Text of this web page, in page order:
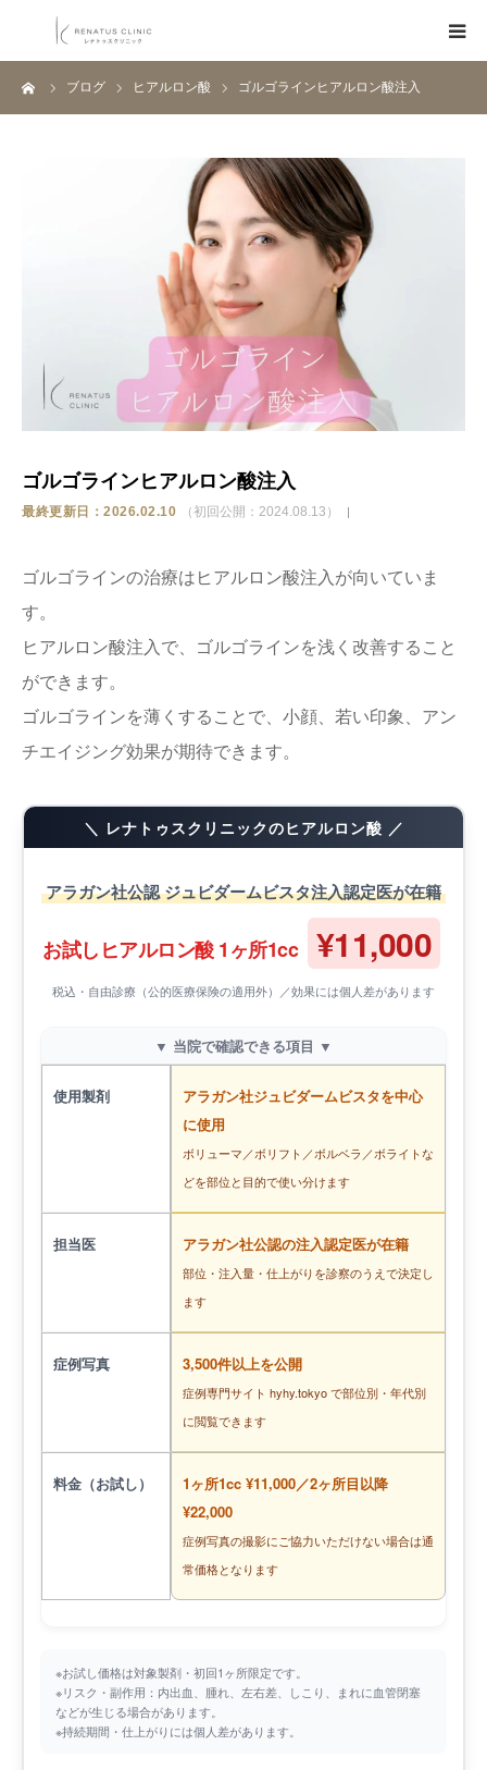
ブログ ヒアルロン酸 ゴルゴラインヒアルロン酸注入
ゴルゴラインヒアルロン酸注入
最終更新日：2026.02.10 （初回公開：2024.08.13）
ゴルゴラインの治療はヒアルロン酸注入が向いていま
す。
ヒアルロン酸注入で、ゴルゴラインを浅く改善すること
ができます。
ゴルゴラインを薄くすることで、小顔、若い印象、アン
チエイジング効果が期待できます。
＼ レナトゥスクリニックのヒアルロン酸 ／
アラガン社公認 ジュビダームビスタ注入認定医が在籍
お試しヒアルロン酸 1ヶ所1cc ¥11,000
税込・自由診療（公的医療保険の適用外）／効果には個人差があります
▼ 当院で確認できる項目 ▼
使用製剤
アラガン社ジュビダームビスタを中心
に使用
ボリューマ／ボリフト／ボルベラ／ボライトな
どを部位と目的で使い分けます
担当医 アラガン社公認の注入認定医が在籍
部位・注入量・仕上がりを診察のうえで決定し
ます
症例写真 3,500件以上を公開
症例専門サイト hyhy.tokyo で部位別・年代別
に閲覧できます
料金（お試し）
1ヶ所1cc ¥11,000／2ヶ所目以降
¥22,000
症例写真の撮影にご協力いただけない場合は通
常価格となります
※お試し価格は対象製剤・初回1ヶ所限定です。
※リスク・副作用：内出血、腫れ、左右差、しこり、まれに血管閉塞
などが生じる場合があります。
※持続期間・仕上がりには個人差があります。
HOME
クリニック一覧
ブログ
相談